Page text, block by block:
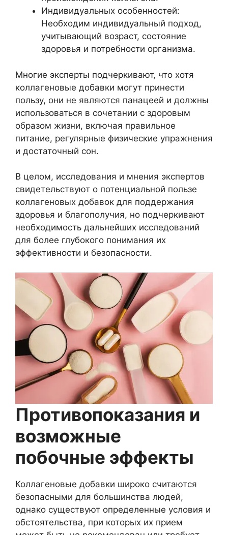
Индивидуальных особенностей:
Необходим индивидуальный подход,
учитывающий возраст, состояние
здоровья и потребности организма.
Многие эксперты подчеркивают, что хотя
коллагеновые добавки могут принести
пользу, они не являются панацеей и должны
использоваться в сочетании с здоровым
образом жизни, включая правильное
питание, регулярные физические упражнения
и достаточный сон.
В целом, исследования и мнения экспертов
свидетельствуют о потенциальной пользе
коллагеновых добавок для поддержания
здоровья и благополучия, но подчеркивают
необходимость дальнейших исследований
для более глубокого понимания их
эффективности и безопасности.
Противопоказания и
возможные
побочные эффекты
Коллагеновые добавки широко считаются
безопасными для большинства людей,
однако существуют определенные условия и
обстоятельства, при которых их прием